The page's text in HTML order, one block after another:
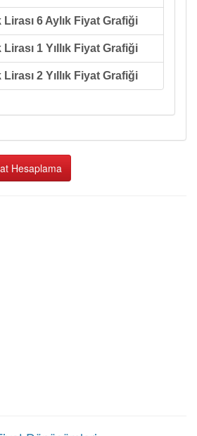
6 Aylık Fiyat Grafiği
1 Yıllık Fiyat Grafiği
2 Yıllık Fiyat Grafiği
Hesaplama